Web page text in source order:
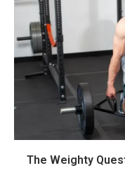
The Weighty